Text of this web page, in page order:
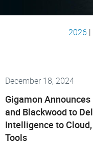
简体中文
2026 |
December 18, 2024
Gigamon
and Blackwood to
Intelligence to
Tools